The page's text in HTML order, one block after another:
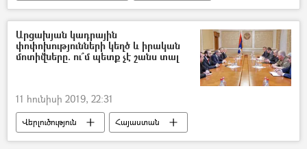
ՀՀ պաշտպանության նախարարություն (ՊՆ)
Բանակ
Զինվոր
Արցախյան կադրային
փոփոխությունների կեղծ և իրական
մոտիվները. ու՞մ պետք չէ շանս տալ
11 հունիսի 2019, 22:31
Վերլուծություն
Հայաստան
Բակո Սահակյան
Նիկոլ Փաշինյան